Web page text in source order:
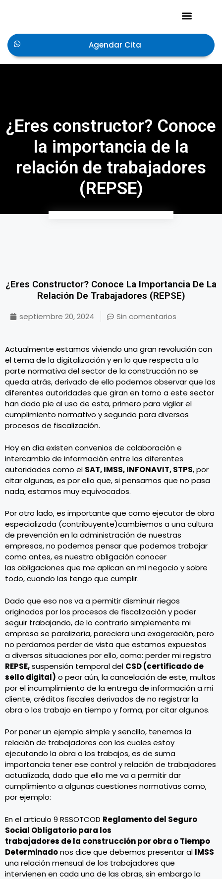
Agendar Cita
¿Eres constructor? Conoce
la importancia de la
relación de trabajadores
(REPSE)
¿Eres Constructor? Conoce La Importancia De La
Relación De Trabajadores (REPSE)
septiembre 20, 2024 Sin comentarios
Actualmente estamos viviendo una gran revolución con
el tema de la digitalización y en lo que respecta a la
parte normativa del sector de la construcción no se
queda atrás, derivado de ello podemos observar que las
diferentes autoridades que giran en torno a este sector
han dado pie al uso de esta, primero para vigilar el
cumplimiento normativo y segundo para diversos
procesos de fiscalización.
Hoy en día existen convenios de colaboración e
intercambio de información entre las diferentes
autoridades como el SAT, IMSS, INFONAVIT, STPS, por
citar algunas, es por ello que, si pensamos que no pasa
nada, estamos muy equivocados.
Por otro lado, es importante que como ejecutor de obra
especializada (contribuyente)cambiemos a una cultura
de prevención en la administración de nuestras
empresas, no podemos pensar que podemos trabajar
como antes, es nuestra obligación conocer
las obligaciones que me aplican en mi negocio y sobre
todo, cuando las tengo que cumplir.
Dado que eso nos va a permitir disminuir riegos
originados por los procesos de fiscalización y poder
seguir trabajando, de lo contrario simplemente mi
empresa se paralizaría, pareciera una exageración, pero
no perdamos perder de vista que estamos expuestos
a diversas situaciones por ello, como: perder mi registro
REPSE,suspensión temporal del CSD (certificado de
sello digital) o peor aún, la cancelación de este, multas
por el incumplimiento de la entrega de información a mi
cliente, créditos fiscales derivados de no registrar la
obra o los trabajo en tiempo y forma, por citar algunos.
Por poner un ejemplo simple y sencillo, tenemos la
relación de trabajadores con los cuales estoy
ejecutando la obra o los trabajos, es de suma
importancia tener ese control y relación de trabajadores
actualizada, dado que ello me va a permitir dar
cumplimiento a algunas cuestiones normativas como,
por ejemplo:
En el artículo 9 RSSOTCOD Reglamento del Seguro
Social Obligatorio para los
trabajadores de la construcción por obra o Tiempo
Determinadonos dice que debemos presentar al IMSS
una relación mensual de los trabajadores que
intervienen en cada una de las obras, sin embargo la